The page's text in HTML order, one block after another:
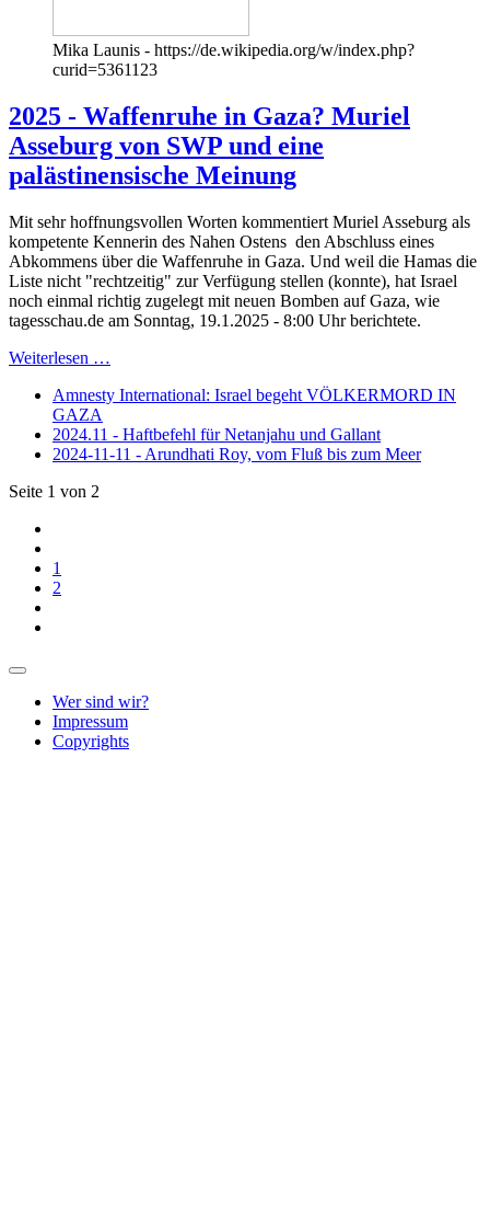
Mika Launis - https://de.wikipedia.org/w/index.php?
curid=5361123
2025 - Waffenruhe in Gaza? Muriel
Asseburg von SWP und eine
palästinensische Meinung
Mit sehr hoffnungsvollen Worten kommentiert Muriel Asseburg als
kompetente Kennerin des Nahen Ostens den Abschluss eines
Abkommens über die Waffenruhe in Gaza. Und weil die Hamas die
Liste nicht "rechtzeitig" zur Verfügung stellen (konnte), hat Israel
noch einmal richtig zugelegt mit neuen Bomben auf Gaza, wie
tagesschau.de am Sonntag, 19.1.2025 - 8:00 Uhr berichtete.
Weiterlesen …
Amnesty International: Israel begeht VÖLKERMORD IN
GAZA
2024.11 - Haftbefehl für Netanjahu und Gallant
2024-11-11 - Arundhati Roy, vom Fluß bis zum Meer
Seite 1 von 2
1
2
Wer sind wir?
Impressum
Copyrights